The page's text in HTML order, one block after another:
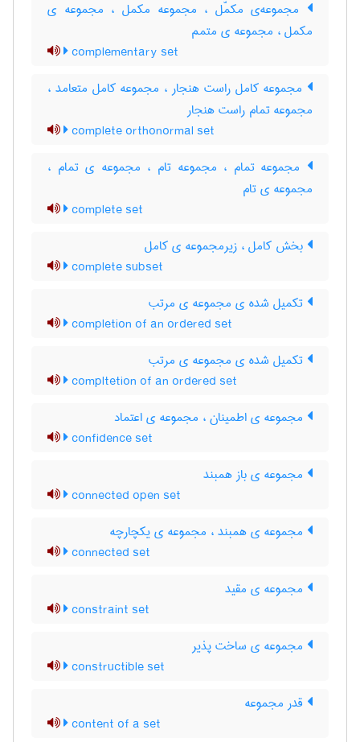
مجموعه‌ی مکمّل ، مجموعه مکمل ، مجموعه ی
مکمل ، مجموعه ی متمم
complementary set
مجموعه کامل راست هنجار ، مجموعه کامل متعامد ،
مجموعه تمام راست هنجار
complete orthonormal set
مجموعه تمام ، مجموعه تام ، مجموعه ی تمام ،
مجموعه ی تام
complete set
بخش کامل ، زیرمجموعه ی کامل
complete subset
تکمیل شده ی مجموعه ی مرتب
completion of an ordered set
تکمیل شده ی مجموعه ی مرتب
compltetion of an ordered set
مجموعه ی اطمینان ، مجموعه ی اعتماد
confidence set
مجموعه ی باز همبند
connected open set
مجموعه ی همبند ، مجموعه ی یکچارچه
connected set
مجموعه ی مقید
constraint set
مجموعه ی ساخت پذیر
constructible set
قدر مجموعه
content of a set